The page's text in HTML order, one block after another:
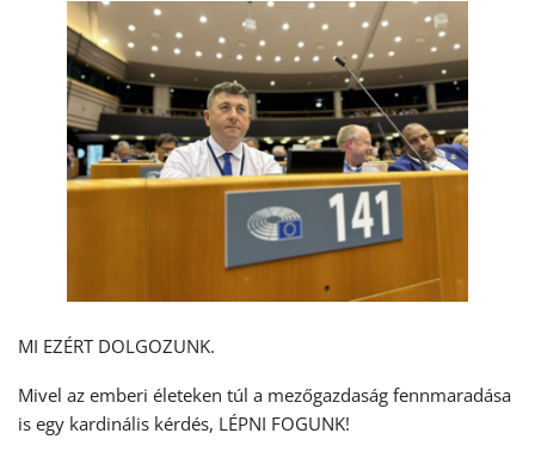
MI EZÉRT DOLGOZUNK.
Mivel az emberi életeken túl a mezőgazdaság fennmaradása
is egy kardinális kérdés, LÉPNI FOGUNK!